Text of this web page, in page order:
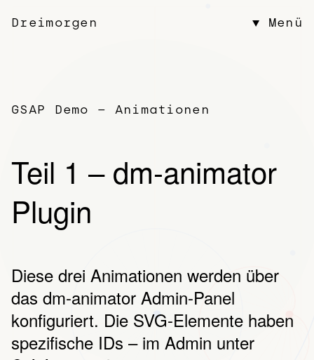
Dreimorgen ▼ Menü
GSAP Demo – Animationen
Teil 1 – dm-animator
Plugin
Diese drei Animationen werden über
das dm-animator Admin-Panel
konfiguriert. Die SVG-Elemente haben
spezifische IDs – im Admin unter